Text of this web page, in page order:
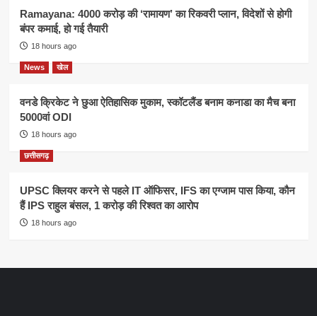
Ramayana: 4000 करोड़ की ‘रामायण’ का रिकवरी प्लान, विदेशों से होगी
बंपर कमाई, हो गई तैयारी
18 hours ago
News खेल
वनडे क्रिकेट ने छुआ ऐतिहासिक मुकाम, स्कॉटलैंड बनाम कनाडा का मैच बना
5000वां ODI
18 hours ago
छत्तीसगढ़
UPSC क्लियर करने से पहले IT ऑफिसर, IFS का एग्जाम पास किया, कौन
हैं IPS राहुल बंसल, 1 करोड़ की रिश्वत का आरोप
18 hours ago